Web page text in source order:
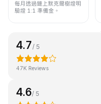
每月透過鏈上默克爾樹證明
驗證 1:1 準備金。
4.7/ 5
47K Reviews
4.6/ 5